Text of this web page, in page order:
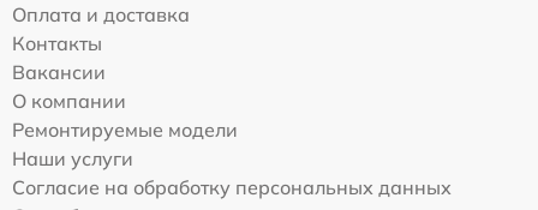
Оплата и доставка
Контакты
Вакансии
О компании
Ремонтируемые модели
Наши услуги
Согласие на обработку персональных данных